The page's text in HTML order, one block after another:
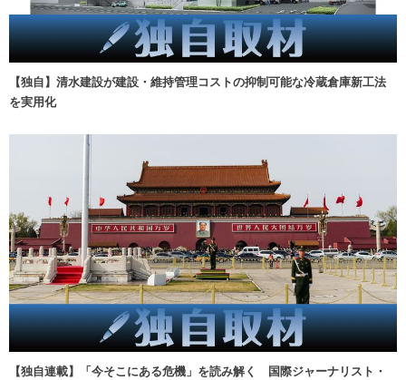
【独自】清水建設が建設・維持管理コストの抑制可能な冷蔵倉庫新工法
を実用化
【独自連載】「今そこにある危機」を読み解く 国際ジャーナリスト・